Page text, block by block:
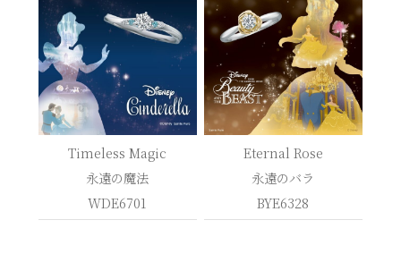
Timeless Magic
永遠の魔法
WDE6701
Eternal Rose
永遠のバラ
BYE6328